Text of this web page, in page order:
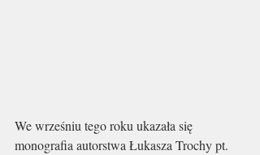
We wrześniu tego roku ukazała się
monografia autorstwa Łukasza Trochy pt.